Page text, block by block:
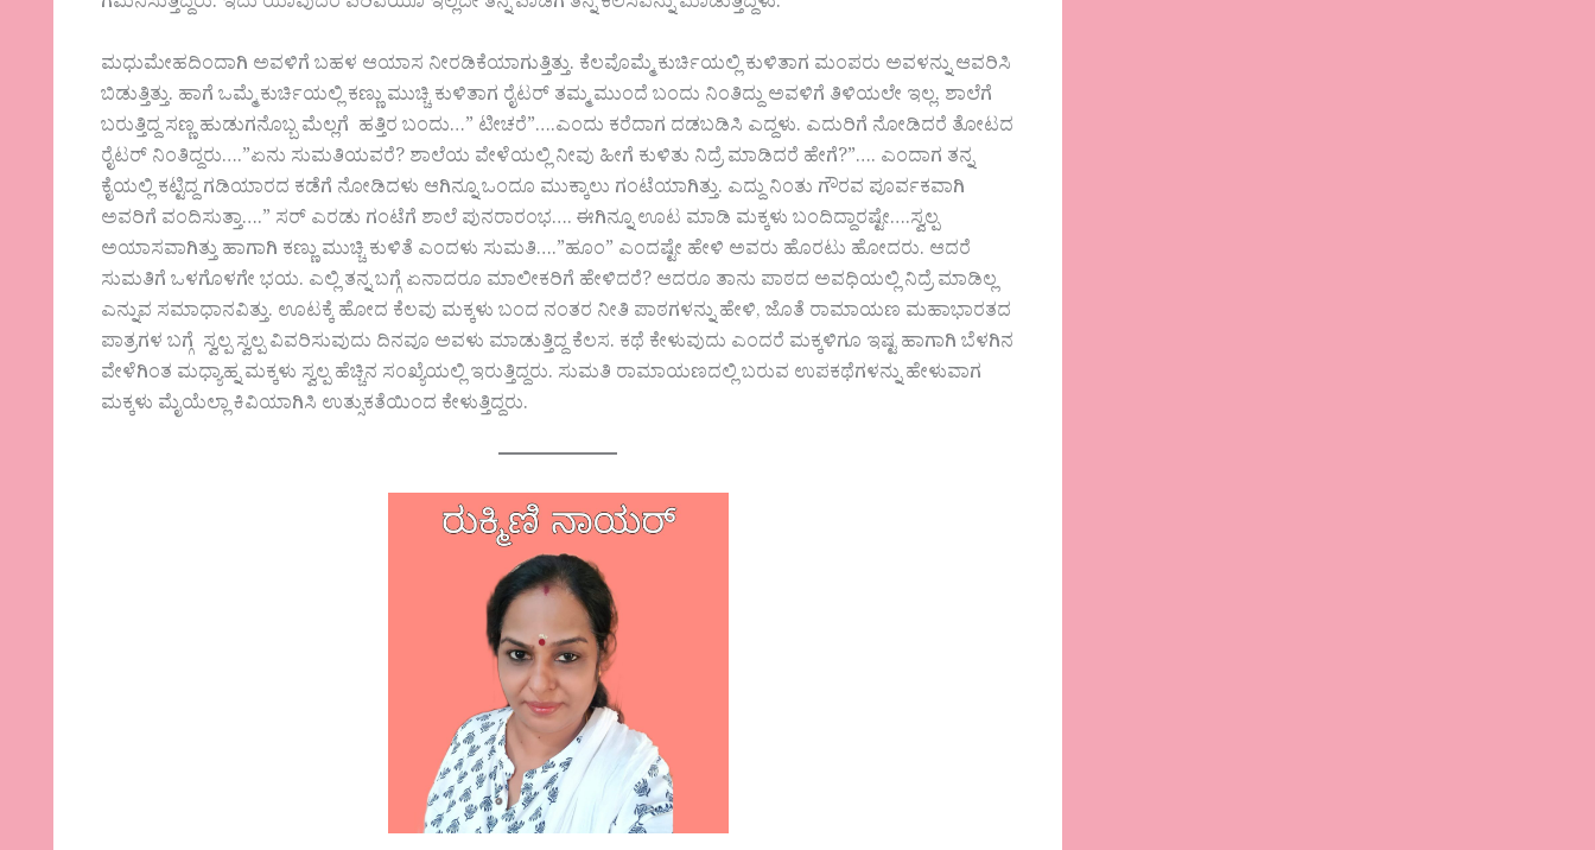
ಮಧುಮೇಹದಿಂದಾಗಿ ಅವಳಿಗೆ ಬಹಳ ಆಯಾಸ ನೀರಡಿಕೆಯಾಗುತ್ತಿತ್ತು. ಕೆಲವೊಮ್ಮೆ ಕುರ್ಚಿಯಲ್ಲಿ ಕುಳಿತಾಗ ಮಂಪರು ಅವಳನ್ನು ಆವರಿಸಿ
ಬಿಡುತ್ತಿತ್ತು. ಹಾಗೆ ಒಮ್ಮೆ ಕುರ್ಚಿಯಲ್ಲಿ ಕಣ್ಣು ಮುಚ್ಚಿ ಕುಳಿತಾಗ ರೈಟರ್ ತಮ್ಮ ಮುಂದೆ ಬಂದು ನಿಂತಿದ್ದು ಅವಳಿಗೆ ತಿಳಿಯಲೇ ಇಲ್ಲ. ಶಾಲೆಗೆ
ಬರುತ್ತಿದ್ದ ಸಣ್ಣ ಹುಡುಗನೊಬ್ಬ ಮೆಲ್ಲಗೆ ಹತ್ತಿರ ಬಂದು…” ಟೀಚರೆ”….ಎಂದು ಕರೆದಾಗ ದಡಬಡಿಸಿ ಎದ್ದಳು. ಎದುರಿಗೆ ನೋಡಿದರೆ ತೋಟದ
ರೈಟರ್ ನಿಂತಿದ್ದರು….”ಏನು ಸುಮತಿಯವರೆ? ಶಾಲೆಯ ವೇಳೆಯಲ್ಲಿ ನೀವು ಹೀಗೆ ಕುಳಿತು ನಿದ್ರೆ ಮಾಡಿದರೆ ಹೇಗೆ?”…. ಎಂದಾಗ ತನ್ನ
ಕೈಯಲ್ಲಿ ಕಟ್ಟಿದ್ದ ಗಡಿಯಾರದ ಕಡೆಗೆ ನೋಡಿದಳು ಆಗಿನ್ನೂ ಒಂದೂ ಮುಕ್ಕಾಲು ಗಂಟೆಯಾಗಿತ್ತು. ಎದ್ದು ನಿಂತು ಗೌರವ ಪೂರ್ವಕವಾಗಿ
ಅವರಿಗೆ ವಂದಿಸುತ್ತಾ….” ಸರ್ ಎರಡು ಗಂಟೆಗೆ ಶಾಲೆ ಪುನರಾರಂಭ…. ಈಗಿನ್ನೂ ಊಟ ಮಾಡಿ ಮಕ್ಕಳು ಬಂದಿದ್ದಾರಷ್ಟೇ….ಸ್ವಲ್ಪ
ಅಯಾಸವಾಗಿತ್ತು ಹಾಗಾಗಿ ಕಣ್ಣು ಮುಚ್ಚಿ ಕುಳಿತೆ ಎಂದಳು ಸುಮತಿ….”ಹೂಂ” ಎಂದಷ್ಟೇ ಹೇಳಿ ಅವರು ಹೊರಟು ಹೋದರು. ಆದರೆ
ಸುಮತಿಗೆ ಒಳಗೊಳಗೇ ಭಯ. ಎಲ್ಲಿ ತನ್ನ ಬಗ್ಗೆ ಏನಾದರೂ ಮಾಲೀಕರಿಗೆ ಹೇಳಿದರೆ? ಆದರೂ ತಾನು ಪಾಠದ ಅವಧಿಯಲ್ಲಿ ನಿದ್ರೆ ಮಾಡಿಲ್ಲ
ಎನ್ನುವ ಸಮಾಧಾನವಿತ್ತು. ಊಟಕ್ಕೆ ಹೋದ ಕೆಲವು ಮಕ್ಕಳು ಬಂದ ನಂತರ ನೀತಿ ಪಾಠಗಳನ್ನು ಹೇಳಿ, ಜೊತೆ ರಾಮಾಯಣ ಮಹಾಭಾರತದ
ಪಾತ್ರಗಳ ಬಗ್ಗೆ ಸ್ವಲ್ಪ ಸ್ವಲ್ಪ ವಿವರಿಸುವುದು ದಿನವೂ ಅವಳು ಮಾಡುತ್ತಿದ್ದ ಕೆಲಸ. ಕಥೆ ಕೇಳುವುದು ಎಂದರೆ ಮಕ್ಕಳಿಗೂ ಇಷ್ಟ ಹಾಗಾಗಿ ಬೆಳಗಿನ
ವೇಳೆಗಿಂತ ಮಧ್ಯಾಹ್ನ ಮಕ್ಕಳು ಸ್ವಲ್ಪ ಹೆಚ್ಚಿನ ಸಂಖ್ಯೆಯಲ್ಲಿ ಇರುತ್ತಿದ್ದರು. ಸುಮತಿ ರಾಮಾಯಣದಲ್ಲಿ ಬರುವ ಉಪಕಥೆಗಳನ್ನು ಹೇಳುವಾಗ
ಮಕ್ಕಳು ಮೈಯೆಲ್ಲಾ ಕಿವಿಯಾಗಿಸಿ ಉತ್ಸುಕತೆಯಿಂದ ಕೇಳುತ್ತಿದ್ದರು.